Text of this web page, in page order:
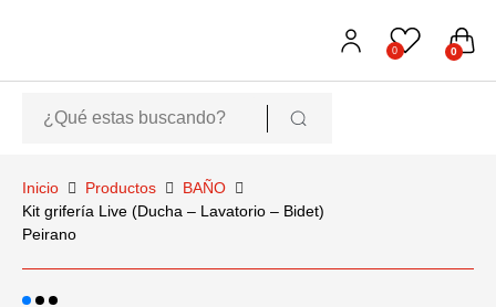
0 0
Inicio Productos
BAÑO
Kit grifería Live (Ducha – Lavatorio – Bidet)
Peirano